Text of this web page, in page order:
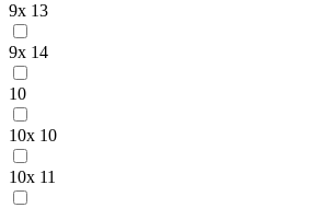
9x 13
9x 14
10
10x 10
10x 11